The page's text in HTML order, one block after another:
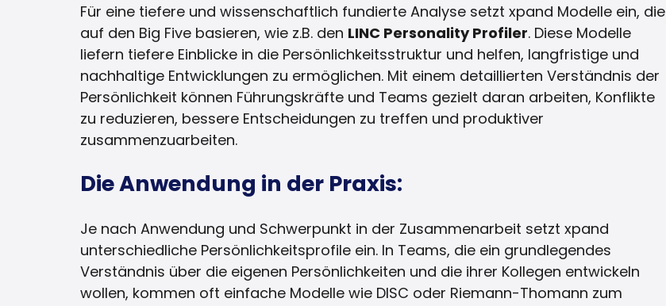
Für eine tiefere und wissenschaftlich fundierte Analyse setzt xpand Modelle ein, die
auf den Big Five basieren, wie z.B. den LINC Personality Profiler. Diese Modelle
liefern tiefere Einblicke in die Persönlichkeitsstruktur und helfen, langfristige und
nachhaltige Entwicklungen zu ermöglichen. Mit einem detaillierten Verständnis der
Persönlichkeit können Führungskräfte und Teams gezielt daran arbeiten, Konflikte
zu reduzieren, bessere Entscheidungen zu treffen und produktiver
zusammenzuarbeiten.
Die Anwendung in der Praxis:
Je nach Anwendung und Schwerpunkt in der Zusammenarbeit setzt xpand
unterschiedliche Persönlichkeitsprofile ein. In Teams, die ein grundlegendes
Verständnis über die eigenen Persönlichkeiten und die ihrer Kollegen entwickeln
wollen, kommen oft einfache Modelle wie DISC oder Riemann-Thomann zum